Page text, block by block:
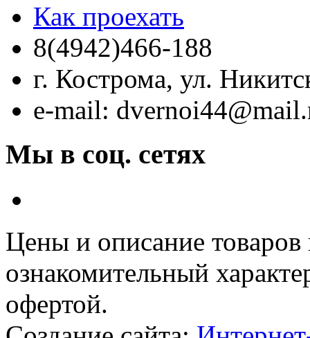
Как проехать
8(4942)466-188
г. Кострома, ул.
e-mail:
Мы в соц. сетях
Цeны и описание
ознакомительный
офeртой.